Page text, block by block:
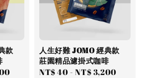
款
人生好難 JOMO 經典款
莊園精品濾掛式咖啡
Regular
NT$ 40 -NT$ 3,200